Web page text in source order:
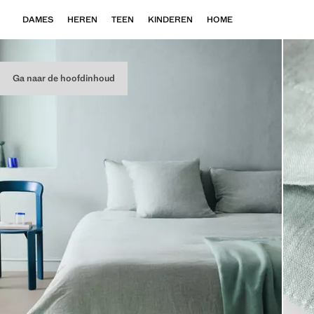
Ga naar de hoofdinhoud
DAMES HEREN TEEN KINDEREN HOME